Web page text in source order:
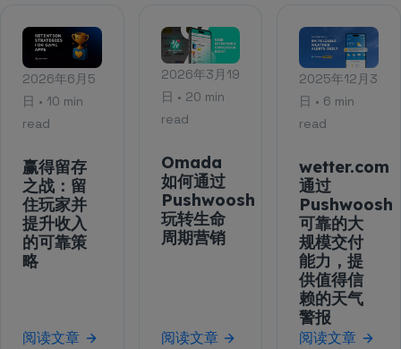
2026年6月5
日 • 10 min
read
赢得留存
之战：留
住玩家并
提升收入
的可靠策
略
阅读文章
2026年3月19
日 • 20 min
read
Omada
如何通过
Pushwoosh
玩转生命
周期营销
阅读文章
2025年12月3
日 • 6 min
read
wetter.com
通过
Pushwoosh
可靠的大
规模交付
能力，提
供值得信
赖的天气
警报
阅读文章